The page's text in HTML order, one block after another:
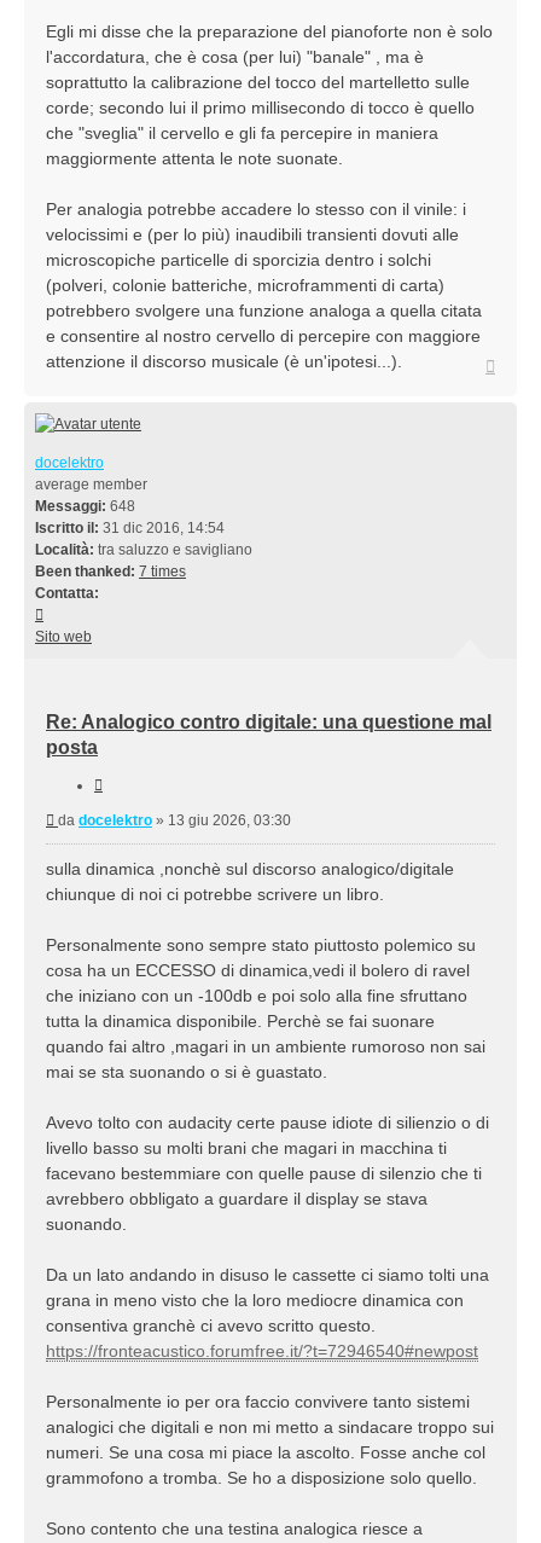
Egli mi disse che la preparazione del pianoforte non è solo
l'accordatura, che è cosa (per lui) "banale" , ma è
soprattutto la calibrazione del tocco del martelletto sulle
corde; secondo lui il primo millisecondo di tocco è quello
che "sveglia" il cervello e gli fa percepire in maniera
maggiormente attenta le note suonate.
Per analogia potrebbe accadere lo stesso con il vinile: i
velocissimi e (per lo più) inaudibili transienti dovuti alle
microscopiche particelle di sporcizia dentro i solchi
(polveri, colonie batteriche, microframmenti di carta)
potrebbero svolgere una funzione analoga a quella citata
e consentire al nostro cervello di percepire con maggiore
attenzione il discorso musicale (è un'ipotesi...).
docelektro
average member
Messaggi: 648
Iscritto il: 31 dic 2016, 14:54
Località: tra saluzzo e savigliano
Been thanked: 7 times
Contatta:
docelektro
Sito web
Re: Analogico contro digitale: una questione mal
posta
Messaggio
da docelektro » 13 giu 2026, 03:30
sulla dinamica ,nonchè sul discorso analogico/digitale
chiunque di noi ci potrebbe scrivere un libro.
Personalmente sono sempre stato piuttosto polemico su
cosa ha un ECCESSO di dinamica,vedi il bolero di ravel
che iniziano con un -100db e poi solo alla fine sfruttano
tutta la dinamica disponibile. Perchè se fai suonare
quando fai altro ,magari in un ambiente rumoroso non sai
mai se sta suonando o si è guastato.
Avevo tolto con audacity certe pause idiote di silienzio o di
livello basso su molti brani che magari in macchina ti
facevano bestemmiare con quelle pause di silenzio che ti
avrebbero obbligato a guardare il display se stava
suonando.
Da un lato andando in disuso le cassette ci siamo tolti una
grana in meno visto che la loro mediocre dinamica con
consentiva granchè ci avevo scritto questo.
https://fronteacustico.forumfree.it/?t=72946540#newpost
Personalmente io per ora faccio convivere tanto sistemi
analogici che digitali e non mi metto a sindacare troppo sui
numeri. Se una cosa mi piace la ascolto. Fosse anche col
grammofono a tromba. Se ho a disposizione solo quello.
Sono contento che una testina analogica riesce a